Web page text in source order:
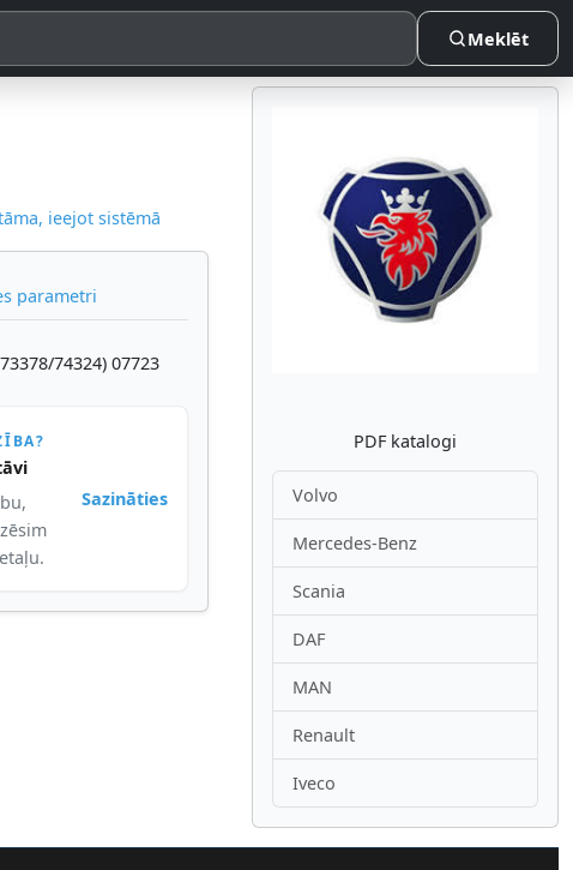
Meklēt
ieejot sistēmā
parametri
74324) 07723
Sazināties
Atpakaļ
PDF katalogi
Volvo
Mercedes-Benz
Scania
DAF
MAN
Renault
Iveco